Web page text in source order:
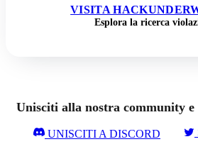
VISITA
Esplora la ricerca
Unisciti alla nostra community
UNISCITI A DISCORD